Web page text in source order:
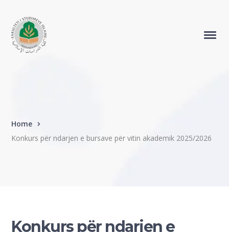
Home
Konkurs për ndarjen e bursave për vitin akademik 2025/2026
Konkurs për ndarjen e